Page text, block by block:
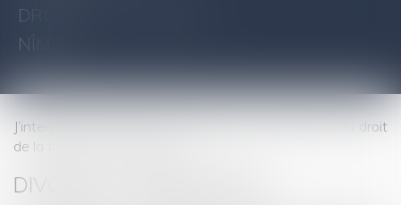
DROIT DE LA FAMILLE
NÎMES
J’interviens dans toutes les grandes composantes du droit
de la famille et notamment :
DIVORCE ET SÉPARATION